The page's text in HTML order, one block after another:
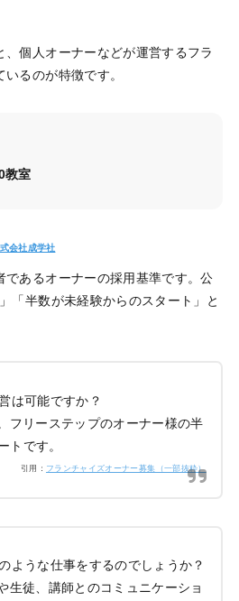
個人オーナーなどが運営するフラ
るのが特徴です。
教室
会社成学社
であるオーナーの採用基準です。公
「半数が未経験からのスタート」と
は可能ですか？
フリーステップのオーナー様の半
トです。
引用： フランチャイズオーナー募集（一部抜粋）
ような仕事をするのでしょうか？
生徒、講師とのコミュニケーショ